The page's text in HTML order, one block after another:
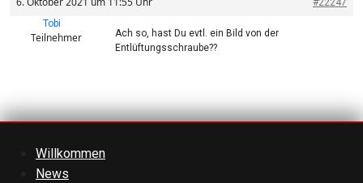
#22247
Tobi
Teilnehmer
Ach so, hast Du evtl. ein Bild von der
Entlüftungsschraube??
Willkommen
News